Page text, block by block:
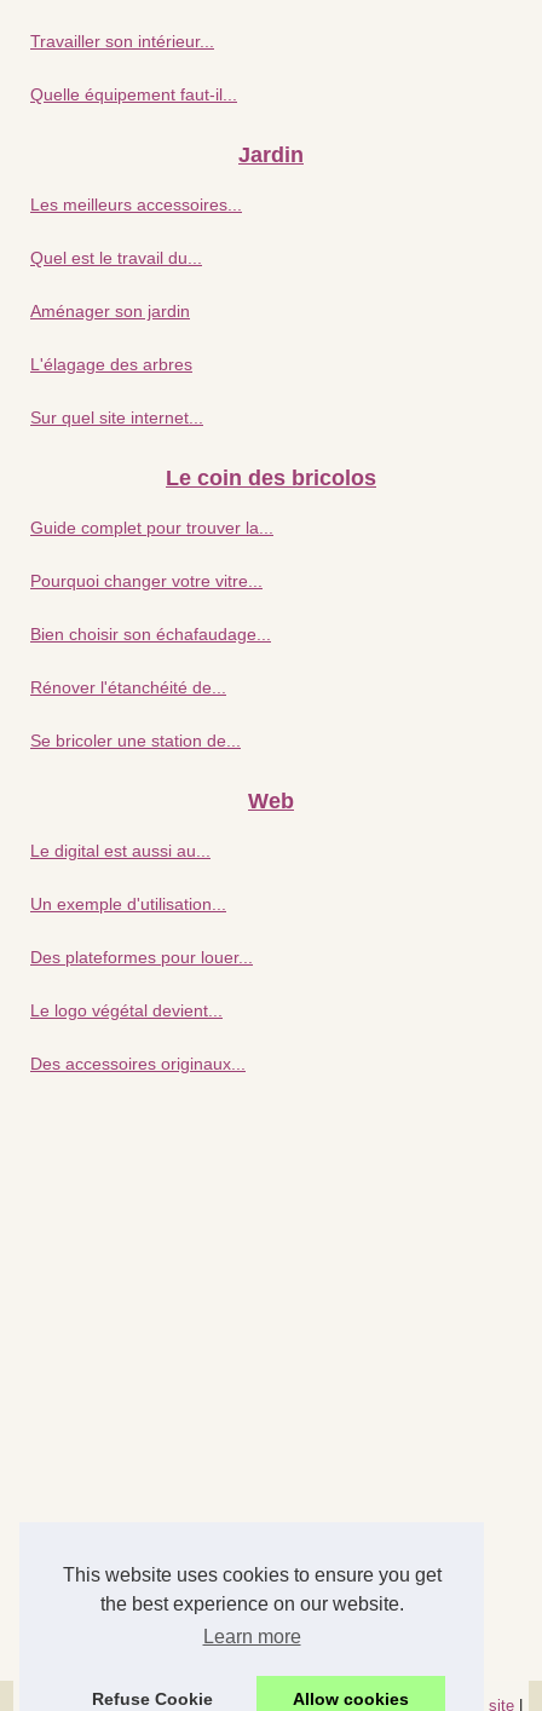
This website uses cookies to ensure you get
the best experience on our website.
Learn more
Refuse Cookie Allow cookies
Travailler son intérieur...
Quelle équipement faut-il...
Jardin
Les meilleurs accessoires...
Quel est le travail du...
Aménager son jardin
L'élagage des arbres
Sur quel site internet...
Le coin des bricolos
Guide complet pour trouver la...
Pourquoi changer votre vitre...
Bien choisir son échafaudage...
Rénover l'étanchéité de...
Se bricoler une station de...
Web
Le digital est aussi au...
Un exemple d'utilisation...
Des plateformes pour louer...
Le logo végétal devient...
Des accessoires originaux...
Accessoires-maison.com Nos meilleurs articles Plan du site|